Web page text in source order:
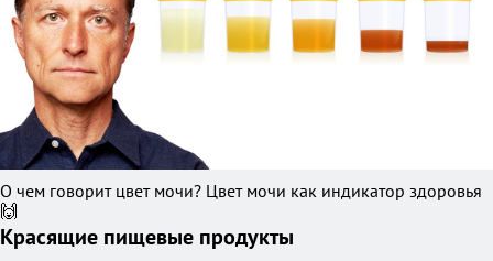
О чем говорит цвет мочи? Цвет мочи как индикатор здоровья
🙌
Красящие пищевые продукты